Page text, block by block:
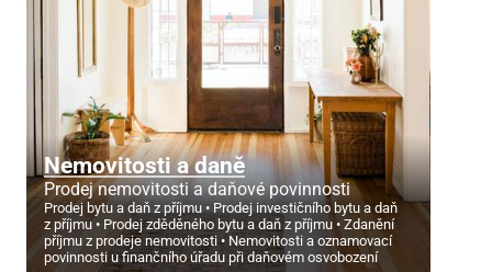
Nemovitosti a daně
Prodej nemovitosti a daňové povinnosti
Prodej bytu a daň z příjmu
Prodej investičního bytu a daň
z příjmu
Prodej zděděného bytu a daň z příjmu
Zdanění
příjmu z prodeje nemovitosti
Nemovitosti a oznamovací
povinnosti u finančního úřadu při daňovém osvobození